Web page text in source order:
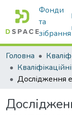
Фонди
та
зібрання
Головна